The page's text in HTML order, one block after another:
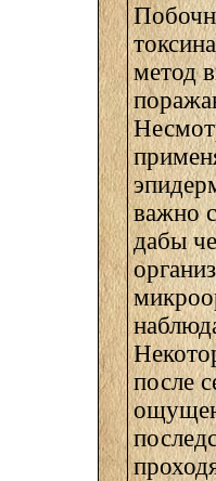
метод
важно
дабы
после